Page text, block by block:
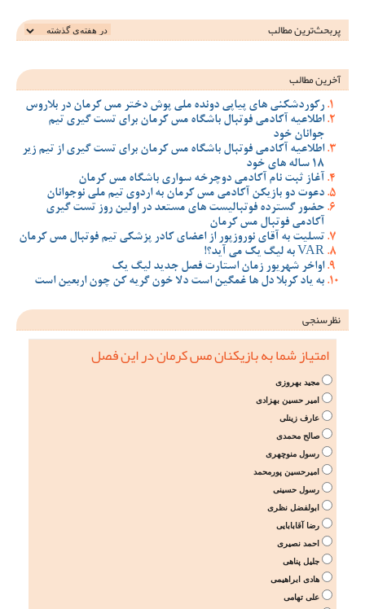
پربحث‌ترین‌ مطالب
آخرین مطالب
رکوردشکنی های پیاپی دونده ملی پوش دختر مس کرمان در بلاروس
اطلاعیه آکادمی فوتبال باشگاه مس کرمان برای تست گیری تیم
جوانان خود
اطلاعیه آکادمی فوتبال باشگاه مس کرمان برای تست گیری از تیم زیر
18 ساله های خود
آغاز ثبت نام آکادمی دوچرخه سواری باشگاه مس کرمان
دعوت دو بازیکن آکادمی مس کرمان به اردوی تیم ملی نوجوانان
حضور گسترده فوتبالیست های مستعد در اولین روز تست گیری
آکادمی فوتبال مس کرمان
تسلیت به آقای نوروزپور از اعضای کادر پزشکی تیم فوتبال مس کرمان
VAR به لیگ یک می آید؟!
اواخر شهریور زمان استارت فصل جدید لیگ یک
به یاد کربلا دل ها غمگین است دلا خون گریه کن چون اربعین است
نظرسنجی
امتیاز شما به بازیکنان مس کرمان در این فصل
مجید بهروزی
امیر حسین بهزادی
عارف زینلی
صالح محمدی
رسول منوچهری
امیرحسین پورمحمد
رسول حسینی
ابولفضل نظری
رضا آقابابایی
احمد نصیری
جلیل پناهی
هادی ابراهیمی
علی تهامی